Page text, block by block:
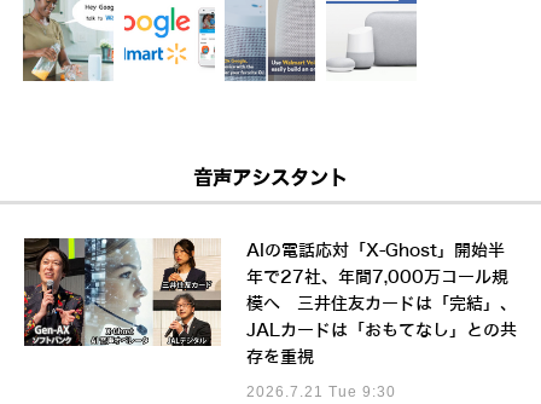
音声アシスタント
AIの電話応対「X-Ghost」開始半
年で27社、年間7,000万コール規
模へ 三井住友カードは「完結」、
JALカードは「おもてなし」との共
存を重視
2026.7.21 Tue 9:30